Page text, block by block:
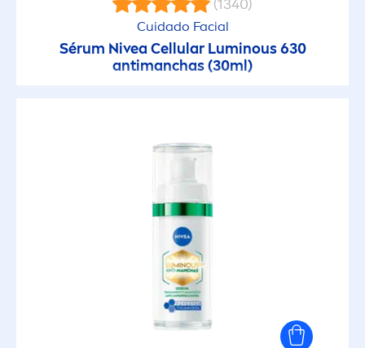
(1340)
Cuidado Facial
Sérum Nivea Cellular Luminous630
antimanchas (30ml)